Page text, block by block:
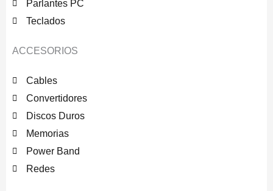
Parlantes PC
Teclados
ACCESORIOS
Cables
Convertidores
Discos Duros
Memorias
Power Band
Redes